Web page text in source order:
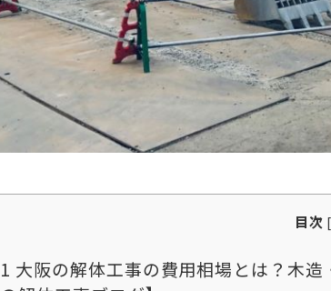
目次
1 大阪の解体工事の費用相場とは？木